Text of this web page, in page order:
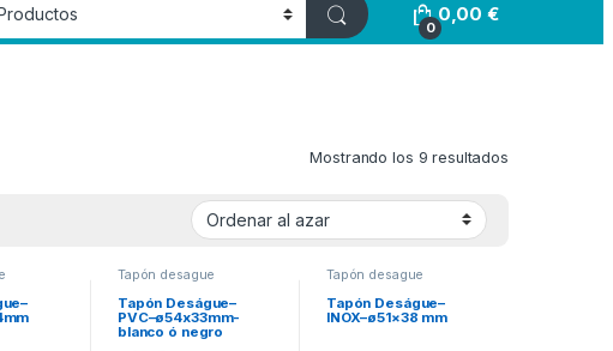
0
0,00€
Mostrando los 9 resultados
Tapón desague
Tapón Deságue–
PVC–ø54x33mm-
blanco ó negro
Tapón desague
Tapón Deságue–
INOX–ø51×38 mm